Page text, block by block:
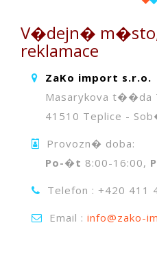
V�dejn� m�sto,
reklamace
ZaKo import s.r.o.
Masarykova t��da
41510 Teplice -
Provozn� doba:
Po-�t 8:00-16:00,
Telefon : +420 411
Email : info@zako-